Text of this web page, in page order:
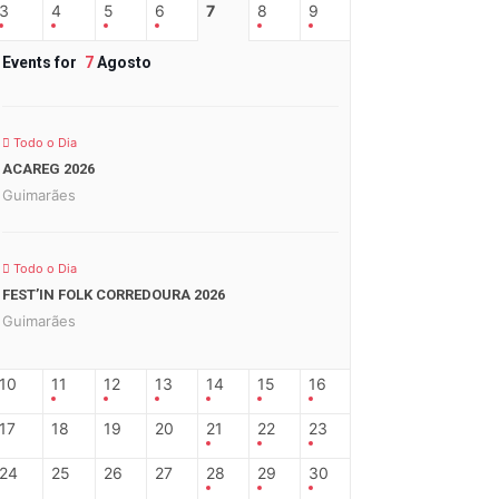
3 4 5 6 7 8 9
Events for 7Agosto
Todo o Dia
ACAREG 2026
Guimarães
Todo o Dia
FEST’IN FOLK CORREDOURA 2026
Guimarães
10 11 12 13 14 15 16
17 18 19 20 21 22 23
24 25 26 27 28 29 30